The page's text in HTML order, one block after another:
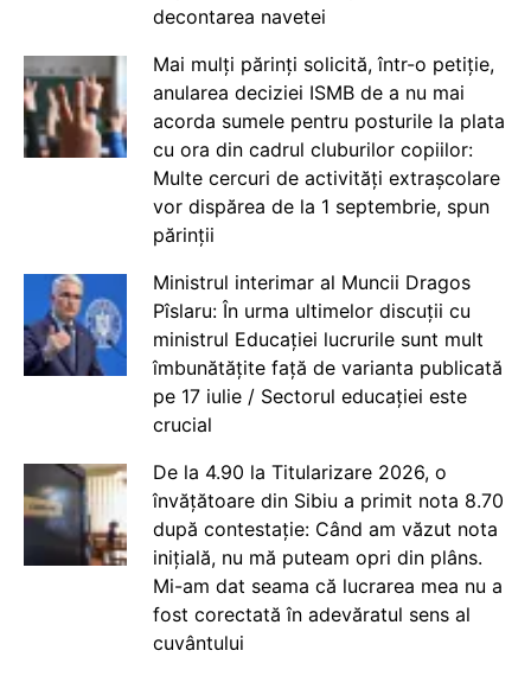
decontarea navetei
Mai mulți părinți solicită, într-o petiție,
anularea deciziei ISMB de a nu mai
acorda sumele pentru posturile la plata
cu ora din cadrul cluburilor copiilor:
Multe cercuri de activități extrașcolare
vor dispărea de la 1 septembrie, spun
părinții
Ministrul interimar al Muncii Dragos
Pîslaru: În urma ultimelor discuții cu
ministrul Educației lucrurile sunt mult
îmbunătățite față de varianta publicată
pe 17 iulie / Sectorul educației este
crucial
De la 4.90 la Titularizare 2026, o
învățătoare din Sibiu a primit nota 8.70
după contestație: Când am văzut nota
inițială, nu mă puteam opri din plâns.
Mi-am dat seama că lucrarea mea nu a
fost corectată în adevăratul sens al
cuvântului